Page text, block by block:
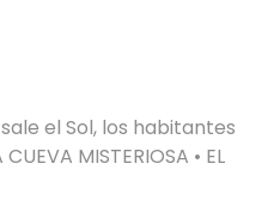
el Sol, los habitantes
MISTERIOSA • EL